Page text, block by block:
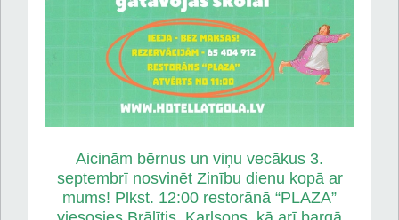
Aicinām bērnus un viņu vecākus 3.
septembrī nosvinēt Zinību dienu kopā ar
mums! Plkst. 12:00 restorānā “PLAZA”